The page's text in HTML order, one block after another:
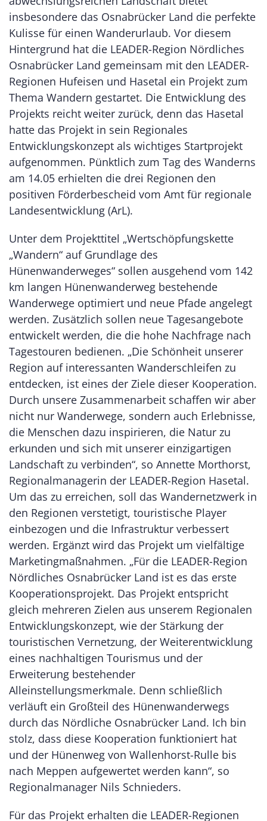
insbesondere das Osnabrücker Land die perfekte
Kulisse für einen Wanderurlaub. Vor diesem
Hintergrund hat die LEADER-Region Nördliches
Osnabrücker Land gemeinsam mit den LEADER-
Regionen Hufeisen und Hasetal ein Projekt zum
Thema Wandern gestartet. Die Entwicklung des
Projekts reicht weiter zurück, denn das Hasetal
hatte das Projekt in sein Regionales
Entwicklungskonzept als wichtiges Startprojekt
aufgenommen. Pünktlich zum Tag des Wanderns
am 14.05 erhielten die drei Regionen den
positiven Förderbescheid vom Amt für regionale
Landesentwicklung (ArL).
Unter dem Projekttitel „Wertschöpfungskette
„Wandern“ auf Grundlage des
Hünenwanderweges“ sollen ausgehend vom 142
km langen Hünenwanderweg bestehende
Wanderwege optimiert und neue Pfade angelegt
werden. Zusätzlich sollen neue Tagesangebote
entwickelt werden, die die hohe Nachfrage nach
Tagestouren bedienen. „Die Schönheit unserer
Region auf interessanten Wanderschleifen zu
entdecken, ist eines der Ziele dieser Kooperation.
Durch unsere Zusammenarbeit schaffen wir aber
nicht nur Wanderwege, sondern auch Erlebnisse,
die Menschen dazu inspirieren, die Natur zu
erkunden und sich mit unserer einzigartigen
Landschaft zu verbinden“, so Annette Morthorst,
Regionalmanagerin der LEADER-Region Hasetal.
Um das zu erreichen, soll das Wandernetzwerk in
den Regionen verstetigt, touristische Player
einbezogen und die Infrastruktur verbessert
werden. Ergänzt wird das Projekt um vielfältige
Marketingmaßnahmen. „Für die LEADER-Region
Nördliches Osnabrücker Land ist es das erste
Kooperationsprojekt. Das Projekt entspricht
gleich mehreren Zielen aus unserem Regionalen
Entwicklungskonzept, wie der Stärkung der
touristischen Vernetzung, der Weiterentwicklung
eines nachhaltigen Tourismus und der
Erweiterung bestehender
Alleinstellungsmerkmale. Denn schließlich
verläuft ein Großteil des Hünenwanderwegs
durch das Nördliche Osnabrücker Land. Ich bin
stolz, dass diese Kooperation funktioniert hat
und der Hünenweg von Wallenhorst-Rulle bis
nach Meppen aufgewertet werden kann“, so
Regionalmanager Nils Schnieders.
Für das Projekt erhalten die LEADER-Regionen